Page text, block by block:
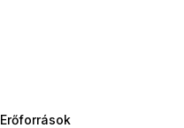
Erőforrások